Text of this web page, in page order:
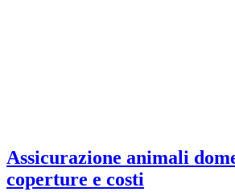
Assicurazione animali
coperture e costi